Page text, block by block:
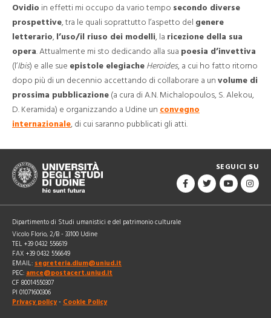
Ovidio in effetti mi occupo da vario tempo secondo diverse
prospettive, tra le quali soprattutto l’aspetto del genere
letterario, l’uso/il riuso dei modelli, la ricezione della sua
opera. Attualmente mi sto dedicando alla sua poesia d’invettiva
(l’Ibis) e alle sue epistole elegiache Heroides, a cui ho fatto ritorno
dopo più di un decennio accettando di collaborare a un volume di
prossima pubblicazione (a cura di A.N. Michalopoulos, S. Alekou,
D. Keramida) e organizzando a Udine un convegno
internazionale, di cui saranno pubblicati gli atti.
SEGUICI SU
Dipartimento di Studi umanistici e del patrimonio culturale
Vicolo Florio, 2/B - 33100 Udine
TEL +39 0432 556619
FAX +39 0432 556649
EMAIL: segreteria.dium@uniud.it
PEC: amce@postacert.uniud.it
CF 80014550307
PI 01071600306
Privacy policy - Cookie Policy